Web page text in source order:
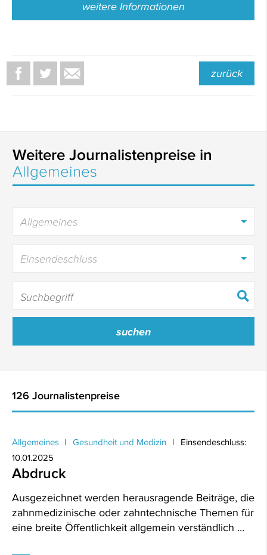
weitere Informationen
zurück
Weitere Journalistenpreise in
Allgemeines
Allgemeines
Einsendeschluss
126 Journalistenpreise
Allgemeines Gesundheit und Medizin
Einsendeschluss:
10.01.2025
Abdruck
Ausgezeichnet werden herausragende Beiträge, die
zahnmedizinische oder zahntechnische Themen für
eine breite Öffentlichkeit allgemein verständlich …